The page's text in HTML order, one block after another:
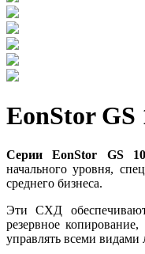
EonStor GS
Серии EonStor GS
начального уровня,
среднего бизнеса.
Эти СХД
резервное
управлять всеми видами